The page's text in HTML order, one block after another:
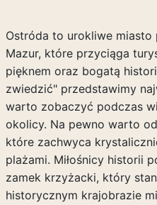
Ostróda to urokliwe miasto
Mazur, które przyciąga
pięknem oraz bogatą
zwiedzić" przedstawimy
warto zobaczyć podczas
okolicy. Na pewno warto
które zachwyca
plażami. Miłośnicy historii
zamek krzyżacki, który
historycznym krajobrazie